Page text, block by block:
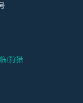
(狩猎